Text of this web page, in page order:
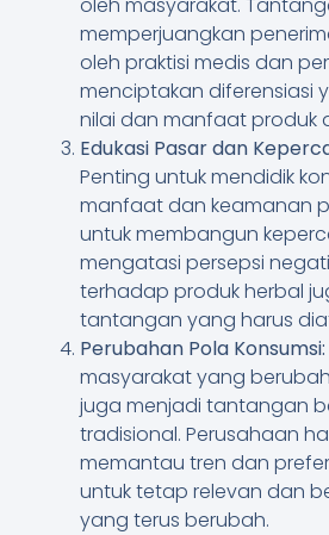
memperjuangkan
oleh praktisi medis dan
menciptakan diferensiasi
nilai dan manfaat produk
Edukasi Pasar dan
Penting untuk mendidik
manfaat dan keamanan
untuk membangun
mengatasi persepsi
terhadap produk herbal
tantangan yang harus
Perubahan Pola Konsumsi:
masyarakat yang
juga menjadi tantangan
tradisional. Perusahaan
memantau tren dan
untuk tetap relevan dan
yang terus berubah.